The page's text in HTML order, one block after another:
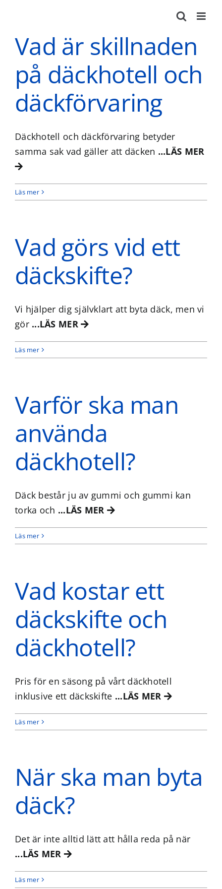
innehållet
Vad är skillnaden
på däckhotell och
däckförvaring
Däckhotell och däckförvaring betyder
samma sak vad gäller att däcken ...LÄS MER
Läs mer
Vad görs vid ett
däckskifte?
Vi hjälper dig självklart att byta däck, men vi
gör ...LÄS MER
Läs mer
Varför ska man
använda
däckhotell?
Däck består ju av gummi och gummi kan
torka och ...LÄS MER
Läs mer
Vad kostar ett
däckskifte och
däckhotell?
Pris för en säsong på vårt däckhotell
inklusive ett däckskifte ...LÄS MER
Läs mer
När ska man byta
däck?
Det är inte alltid lätt att hålla reda på när
...LÄS MER
Läs mer